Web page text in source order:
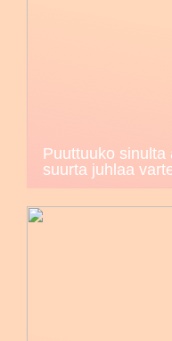
Puuttuuko
suurta juhlaa